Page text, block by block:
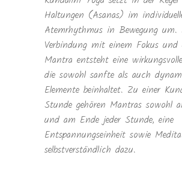
Haltungen (Asanas) im
Atemrhythmus in Bewegung um.
Verbindung mit einem Fokus und
Mantra entsteht eine
die sowohl sanfte als auch
Elemente beinhaltet. Zu einer
Stunde gehören Mantras sowohl
und am Ende jeder Stunde, eine
Entspannungseinheit sowie
selbstverständlich dazu.